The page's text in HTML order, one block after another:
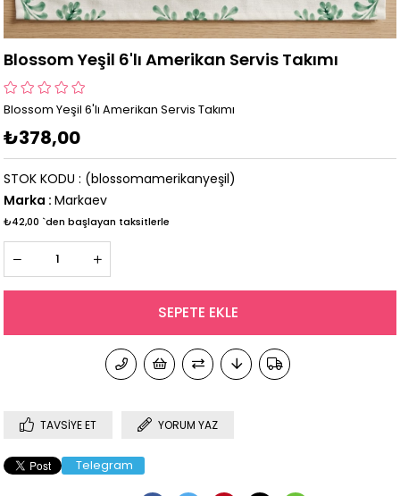
Blossom Yeşil 6'lı Amerikan Servis Takımı
Blossom Yeşil 6'lı Amerikan Servis Takımı
₺378,00
(blossomamerikanyeşil)
STOK KODU
Marka : Markaev
₺42,00 `den başlayan taksitlerle
TAVSIYE ET YORUM YAZ
Telegram